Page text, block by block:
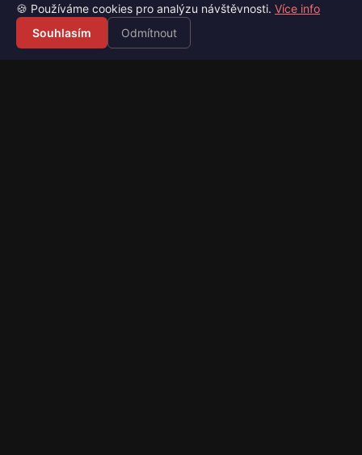
Váš průvodce světem videoher. Novinky, recenze a česko-
🍪 Používáme cookies pro analýzu návštěvnosti. Více info
Souhlasím
Odmítnout